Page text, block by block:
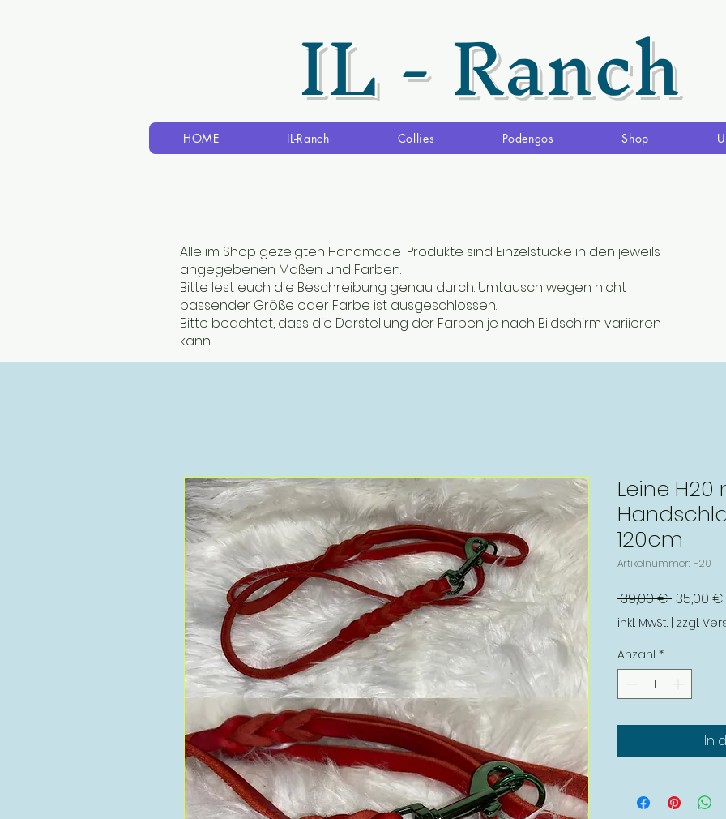
IL - Ranch
HOME IL-Ranch Collies Podengos Shop
Alle im Shop gezeigten Handmade-Produkte sind Einzelstücke in den jeweils
angegebenen Maßen und Farben.
Bitte lest euch die Beschreibung genau durch. Umtausch wegen nicht
passender Größe oder Farbe ist ausgeschlossen.
Bitte beachtet, dass die Darstellung der Farben je nach Bildschirm variieren
kann.
Leine H20
120cm
Artikelnummer: H20
39,00 € 35,00 €
inkl. MwSt. zzgl.
Anzahl *
In